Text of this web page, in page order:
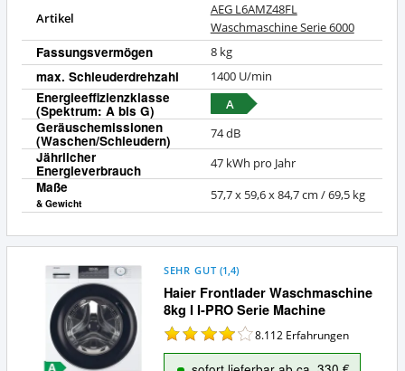
Artikel
AEG L6AMZ48FL​
Waschmaschine Serie 6000
Fassungsvermögen 8 kg
max. Schleuderdrehzahl 1400 U/min
Energieeffizienzklasse
(Spektrum: A bis G) A
Geräuschemissionen
(Waschen/Schleudern) 74 dB
Jährlicher
Energieverbrauch 47 kWh pro Jahr
Maße
& Gewicht
57,7 x 59,6 x 84,7 cm / 69,5 kg
Haier Frontlader Waschmaschine
8kg I I-PRO Serie Machine
SEHR GUT (1,4)
8.112 Erfahrungen